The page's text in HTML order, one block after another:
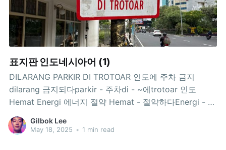
표지판 인도네시아어 (1)
DILARANG PARKIR DI TROTOAR 인도에 주차 금지
dilarang 금지되다parkir - 주차di - ~에trotoar 인도
Hemat Energi 에너지 절약 Hemat - 절약하다Energi - 에
너지Gunakan Air dan Listrik Seperlunya 필요한 만큼만
물과 전기를 사용하세요. Gunakan - 사용하다Air - 물dan
Gilbok Lee
May 18, 2025 • 1 min read